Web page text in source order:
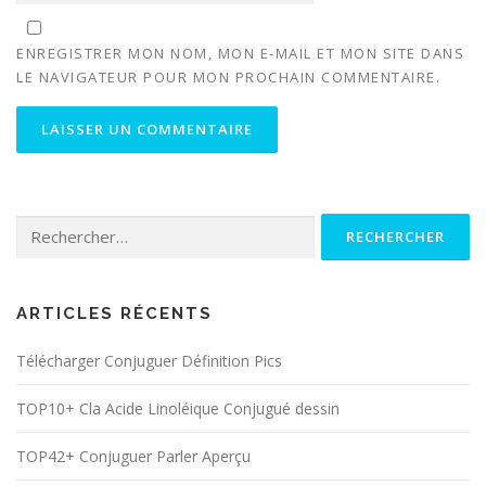
ENREGISTRER MON NOM, MON E-MAIL ET MON SITE DANS
LE NAVIGATEUR POUR MON PROCHAIN COMMENTAIRE.
ARTICLES RÉCENTS
Télécharger Conjuguer Définition Pics
TOP10+ Cla Acide Linoléique Conjugué dessin
TOP42+ Conjuguer Parler Aperçu